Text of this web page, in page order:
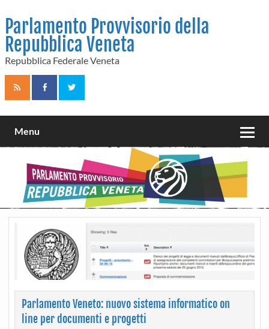
content
Parlamento Provvisorio della
Repubblica Veneta
Repubblica Federale Veneta
Menu
Parlamento Veneto: nuovo sistema informatico on
line per documenti e progetti